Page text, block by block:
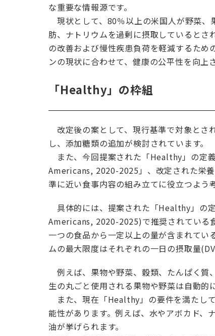
な重要な情報源です。
現状として、80％以上の米国人が野菜、
肪、ナトリウムを過剰に摂取しているとさ
の改善および慢性疾患負荷を軽減するため
ンの現状に合わせて、健康の公平性を向上
「Healthy」の枠組
改定後の案として、現行基準で対象とさ
し、添加糖類の追加が検討されています。
また、今回提案された「Healthy」の定
Americans, 2020-2025」、改定された栄
準に近い食事内容の組み立てに役立つよう
具体的には、提案された「Healthy」の
Americans, 2020-2025)で推奨されている
一つの食品から一定以上の量が含まれてい
ムの最大限度はそれぞれの一日の摂取量
例えば、果物や野菜、穀類、たんぱく質
生の丸ごと使用される果物や野菜は自動的
また、現在「Healthy」の要件を満たし
能性があります。例えば、水やアボカド、
油が挙げられます。